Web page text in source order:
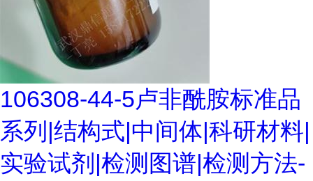
106308-44-5卢非酰胺标准品
系列|结构式|中间体|科研材料|
实验试剂|检测图谱|检测方法-